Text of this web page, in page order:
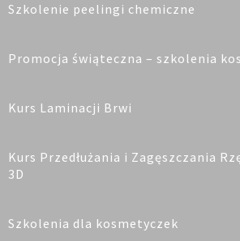
Szkolenie peelingi chemiczne
Promocja świąteczna – szkolenia
Kurs Laminacji Brwi
Kurs Przedłużania i Zagęszczania
3D
Szkolenia dla kosmetyczek